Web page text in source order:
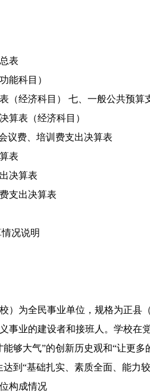
表
科目）
经济科目） 七、一般公共预算
表（经济科目）
费、培训费支出决算表
表
决算表
支出决算表
况说明
为全民事业单位，规格为正县
事业的建设者和接班人。学校
够大气”的创新历史观和“让更
到“基础扎实、素质全面、能力
构成情况